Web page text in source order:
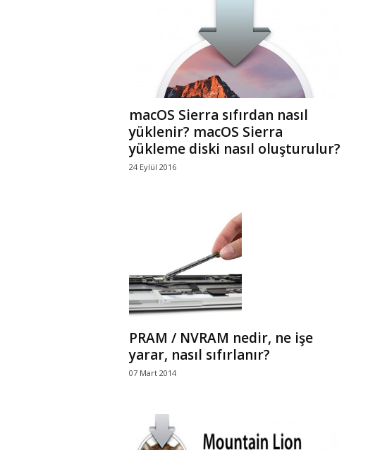
l
i
l
macOS Sierra sıfırdan nasıl
yüklenir? macOS Sierra
yükleme diski nasıl oluşturulur?
24 Eylül 2016
PRAM / NVRAM nedir, ne işe
yarar, nasıl sıfırlanır?
07 Mart 2014